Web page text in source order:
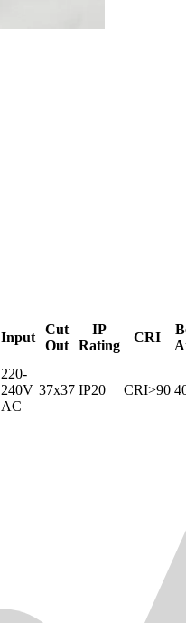
Input
Cut
Out
IP
Rating
CRI
220-
240V
AC
37x37 IP20 CRI>90